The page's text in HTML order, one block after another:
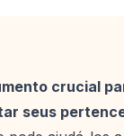
crucial
seus